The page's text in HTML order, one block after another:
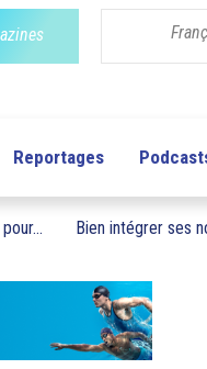
Reportages
Bien intégrer ses